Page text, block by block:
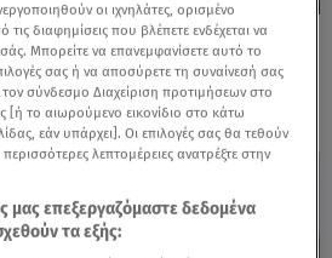
Έξωση σε
προβλήματα υγείας
οι ιχνηλάτες, ορισμένο
τις διαφημίσεις που βλέπετε ενδέχεται να
Μπορείτε να επανεμφανίσετε αυτό το
σας ή να αποσύρετε τη συναίνεσή σας
σύνδεσμο Διαχείριση προτιμήσεων στο
[ή το αιωρούμενο εικονίδιο στο κάτω
εάν υπάρχει]. Οι επιλογές σας θα τεθούν
λεπτομέρειες ανατρέξτε στην
μας επεξεργαζόμαστε δεδομένα
τα εξής: